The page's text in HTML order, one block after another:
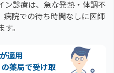
ン診療は、急な発熱・体調不
病院での待ち時間なしに医師
。
適用
薬局で受け取